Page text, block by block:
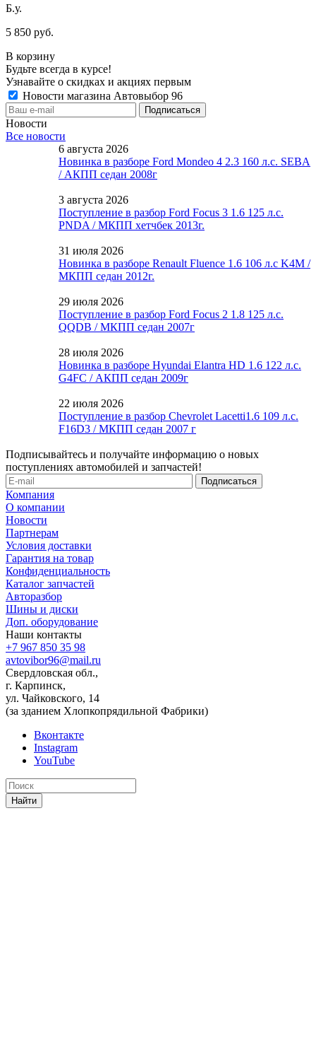
Б.у.
5 850 руб.
В корзину
Будьте всегда в курсе!
Узнавайте о скидках и акциях первым
Новости магазина Автовыбор 96
Новости
Все новости
6 августа 2026
Новинка в разборе Ford Mondeo 4 2.3 160 л.с. SEBA
/ АКПП седан 2008г
3 августа 2026
Поступление в разбор Ford Focus 3 1.6 125 л.с.
PNDA / МКПП хетчбек 2013г.
31 июля 2026
Новинка в разборе Renault Fluence 1.6 106 л.с K4M /
МКПП седан 2012г.
29 июля 2026
Поступление в разбор Ford Focus 2 1.8 125 л.с.
QQDB / МКПП седан 2007г
28 июля 2026
Новинка в разборе Hyundai Elantra HD 1.6 122 л.с.
G4FC / АКПП седан 2009г
22 июля 2026
Поступление в разбор Chevrolet Lacetti1.6 109 л.с.
F16D3 / МКПП седан 2007 г
Подписывайтесь и получайте информацию о новых
поступлениях автомобилей и запчастей!
Компания
О компании
Новости
Партнерам
Условия доставки
Гарантия на товар
Конфиденциальность
Каталог запчастей
Авторазбор
Шины и диски
Доп. оборудование
Наши контакты
+7 967 850 35 98
avtovibor96@mail.ru
Свердловская обл.,
г. Карпинск,
ул. Чайковского, 14
(за зданием Хлопкопрядильной Фабрики)
Вконтакте
Instagram
YouTube
Найти